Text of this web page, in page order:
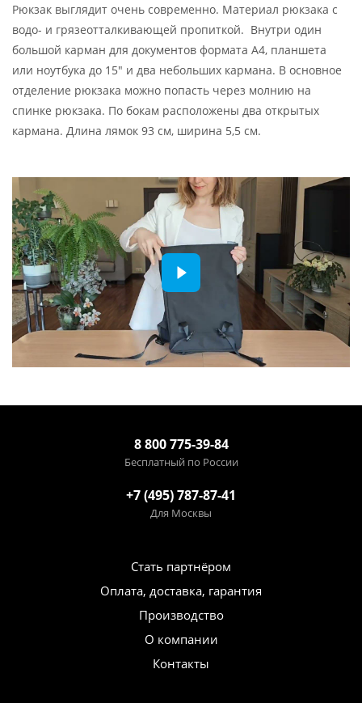
Рюкзак выглядит очень современно. Материал рюкзака с
водо- и грязеотталкивающей пропиткой. Внутри один
большой карман для документов формата А4, планшета
или ноутбука до 15" и два небольших кармана. В основное
отделение рюкзака можно попасть через молнию на
спинке рюкзака. По бокам расположены два открытых
кармана. Длина лямок 93 см, ширина 5,5 см.
8 800 775-39-84
Бесплатный по России
+7 (495) 787-87-41
Для Москвы
Стать партнёром
Оплата, доставка, гарантия
Производство
О компании
Контакты